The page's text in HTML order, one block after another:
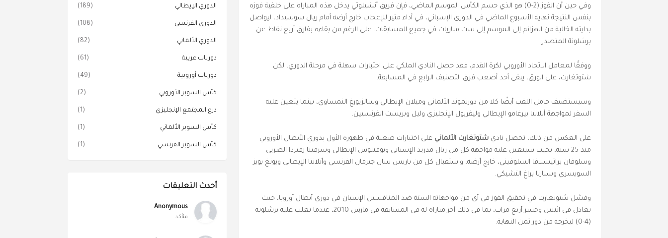
وفي حين أن الفوز (2-0) هو الذي حسم الكأس الموسم الماضي، فإن فريق أنشيلوتي يدخل هذه المباراة على خلفية فوزه
بنفس النتيجة نهاية الأسبوع الماضي في الدوري الإسباني، في أداء مثير للإعجاب خارج أرضه أمام ريال سوسيداد، ليواصل
بدايته الخالية من الهزائم إلى الموسم إلى ست مباريات في جميع المسابقات، على الرغم من بقاءه بفارق أربع نقاط عن
برشلونة المتصدر.
ووفقًا لمعامل الاتحاد الأوروبي لكرة القدم، فقد حصل النادي الملكي على اختبارات سهلة في مرحلة الدوري، لكن
شتوتغارت، على الورق، يبقى أحد أصعب فرق التصنيف الرابع في المسابقة.
وسيستضيف حامل اللقب أيضًا كلا من دورتموند الألماني وميلان الإيطالي وسالزبورغ النمساوي، بينما يتعين عليه
السفر لمواجهة أتلانتا بيرغامو الإيطالي وليفربول الإنجليزي وليل وبريست الفرنسيين.
على العكس من ذلك، تحصل ناديشتوتغارت الألماني على اختبارات صعبة في ظهوره الأول بدوري الأبطال الأوروبي
منذ 25 سنة، بحيث سيتعين عليه مواجهة كل من ريال مدريد الإسباني ويوفنتوس الإيطالي وسرفينا زفيزدا الصربي
وسلوفان براتيسلافا السلوفيني، خارج أرضه، واستقبال كل من باريس سان جيرمان الفرنسي وأتلانتا الإيطالي ويونغ بويز
السويسري وسبارتا براغ التشيكي.
وفشل شتوتغارت في تحقيق الفوز في أي من مواجهاته الستة ضد المنافسين الإسبان في دوري أبطال أوروبا، حيث
تعادل في اثنتين وخسر أربع مرات، بما في ذلك آخر مباراة له في المسابقة في مارس 2010، عندما تغلب عليه برشلونة
(4-0) ليخرجه من دور ثمن النهاية.
الدوري الإيطالي (189)
الدوري الفرنسي (108)
الدوري الألماني (82)
دوريات عربية (61)
دوريات أوروبية (49)
كأس السوبر الأوروبي (2)
درع المجتمع الإنجليزي (1)
كأس السوبر الألماني (1)
كأس السوبر الفرنسي (1)
أحدث التعليقات
Anonymous
متأكد